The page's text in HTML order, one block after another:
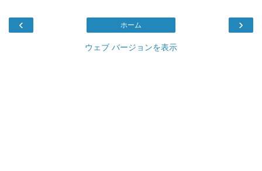
‹ ›
ホーム
ウェブ バージョンを表示